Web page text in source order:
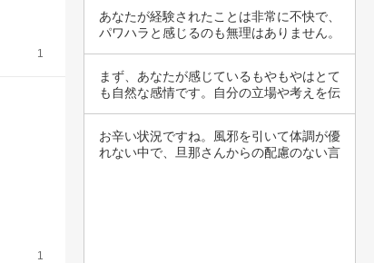
1
1
あなたが経験されたことは非常に不快で、
パワハラと感じるのも無理はありません。
まず、あなたが感じているもやもやはとて
も自然な感情です。自分の立場や考えを伝
お辛い状況ですね。風邪を引いて体調が優
れない中で、旦那さんからの配慮のない言